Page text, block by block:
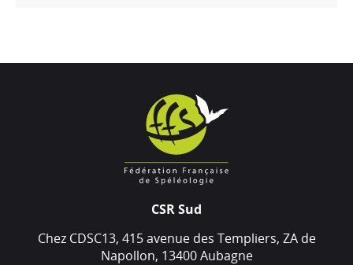
CSR Sud
Chez CDSC13, 415 avenue des Templiers, ZA de
Napollon, 13400 Aubagne